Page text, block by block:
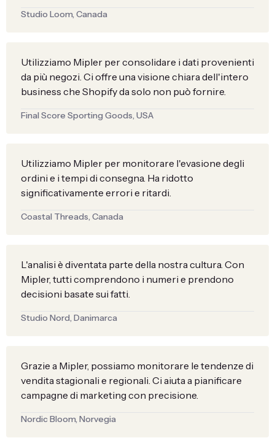
Studio Loom, Canada
Utilizziamo Mipler per consolidare i dati provenienti
da più negozi. Ci offre una visione chiara dell'intero
business che Shopify da solo non può fornire.
Final Score Sporting Goods, USA
Utilizziamo Mipler per monitorare l'evasione degli
ordini e i tempi di consegna. Ha ridotto
significativamente errori e ritardi.
Coastal Threads, Canada
L'analisi è diventata parte della nostra cultura. Con
Mipler, tutti comprendono i numeri e prendono
decisioni basate sui fatti.
Studio Nord, Danimarca
Grazie a Mipler, possiamo monitorare le tendenze di
vendita stagionali e regionali. Ci aiuta a pianificare
campagne di marketing con precisione.
Nordic Bloom, Norvegia